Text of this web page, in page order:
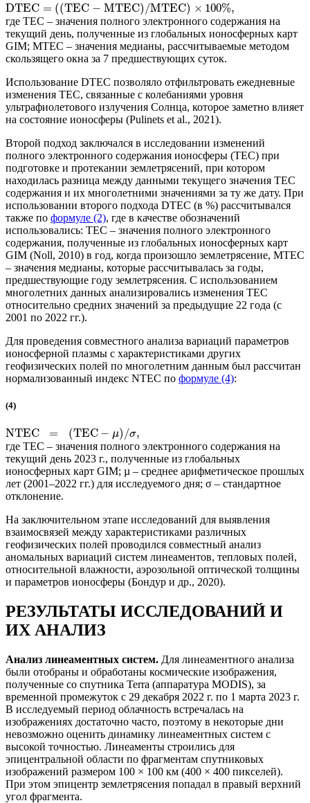
DTEC = ((TEC − MTEC) /MTEC) × 100%,
где TEC – значения полного электронного содержания на
текущий день, полученные из глобальных ионосферных карт
GIM; MTEC – значения медианы, рассчитываемые методом
скользящего окна за 7 предшествующих суток.
Использование DTEC позволяло отфильтровать ежедневные
изменения TEC, связанные с колебаниями уровня
ультрафиолетового излучения Солнца, которое заметно влияет
на состояние ионосферы (Pulinets et al., 2021).
Второй подход заключался в исследовании изменений
полного электронного содержания ионосферы (TEC) при
подготовке и протекании землетрясений, при котором
находилась разница между данными текущего значения TEC
содержания и их многолетними значениями за ту же дату. При
использовании второго подхода DTEC (в %) рассчитывался
также по формуле (2), где в качестве обозначений
использовались: TEC – значения полного электронного
содержания, полученные из глобальных ионосферных карт
GIM (Noll, 2010) в год, когда произошло землетрясение, MTEC
– значения медианы, которые рассчитывалась за годы,
предшествующие году землетрясения. С использованием
многолетних данных анализировались изменения ТЕС
относительно средних значений за предыдущие 22 года (с
2001 по 2022 гг.).
Для проведения совместного анализа вариаций параметров
ионосферной плазмы с характеристиками других
геофизических полей по многолетним данным был рассчитан
нормализованный индекс NTEC по формуле (4):
(4)
NTEC = (TEC − μ) /σ,
где TEC – значения полного электронного содержания на
текущий день 2023 г., полученные из глобальных
ионосферных карт GIM; µ – среднее арифметическое прошлых
лет (2001–2022 гг.) для исследуемого дня; σ – стандартное
отклонение.
На заключительном этапе исследований для выявления
взаимосвязей между характеристиками различных
геофизических полей проводился совместный анализ
аномальных вариаций систем линеаментов, тепловых полей,
относительной влажности, аэрозольной оптической толщины
и параметров ионосферы (Бондур и др., 2020).
РЕЗУЛЬТАТЫ ИССЛЕДОВАНИЙ И
ИХ АНАЛИЗ
Анализ линеаментных систем. Для линеаментного анализа
были отобраны и обработаны космические изображения,
полученные со спутника Terra (аппаратура MODIS), за
временной промежуток с 29 декабря 2022 г. по 1 марта 2023 г.
В исследуемый период облачность встречалась на
изображениях достаточно часто, поэтому в некоторые дни
невозможно оценить динамику линеаментных систем с
высокой точностью. Линеаменты строились для
эпицентральной области по фрагментам спутниковых
изображений размером 100 × 100 км (400 × 400 пикселей).
При этом эпицентр землетрясения попадал в правый верхний
угол фрагмента.